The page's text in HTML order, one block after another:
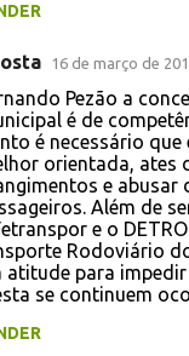
16 de março de
Pezão a
é de
é necessário
orientada, ates
e abusar
Além de
e o
Rodoviário
atitude para
se continuem